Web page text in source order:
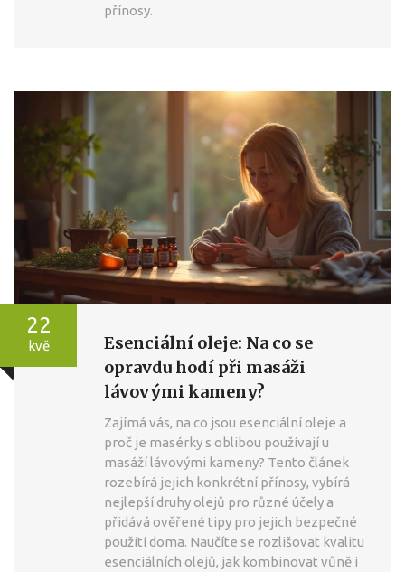
přínosy.
22
kvě
Esenciální oleje: Na co se
opravdu hodí při masáži
lávovými kameny?
Zajímá vás, na co jsou esenciální oleje a
proč je masérky s oblibou používají u
masáží lávovými kameny? Tento článek
rozebírá jejich konkrétní přínosy, vybírá
nejlepší druhy olejů pro různé účely a
přidává ověřené tipy pro jejich bezpečné
použití doma. Naučíte se rozlišovat kvalitu
esenciálních olejů, jak kombinovat vůně i